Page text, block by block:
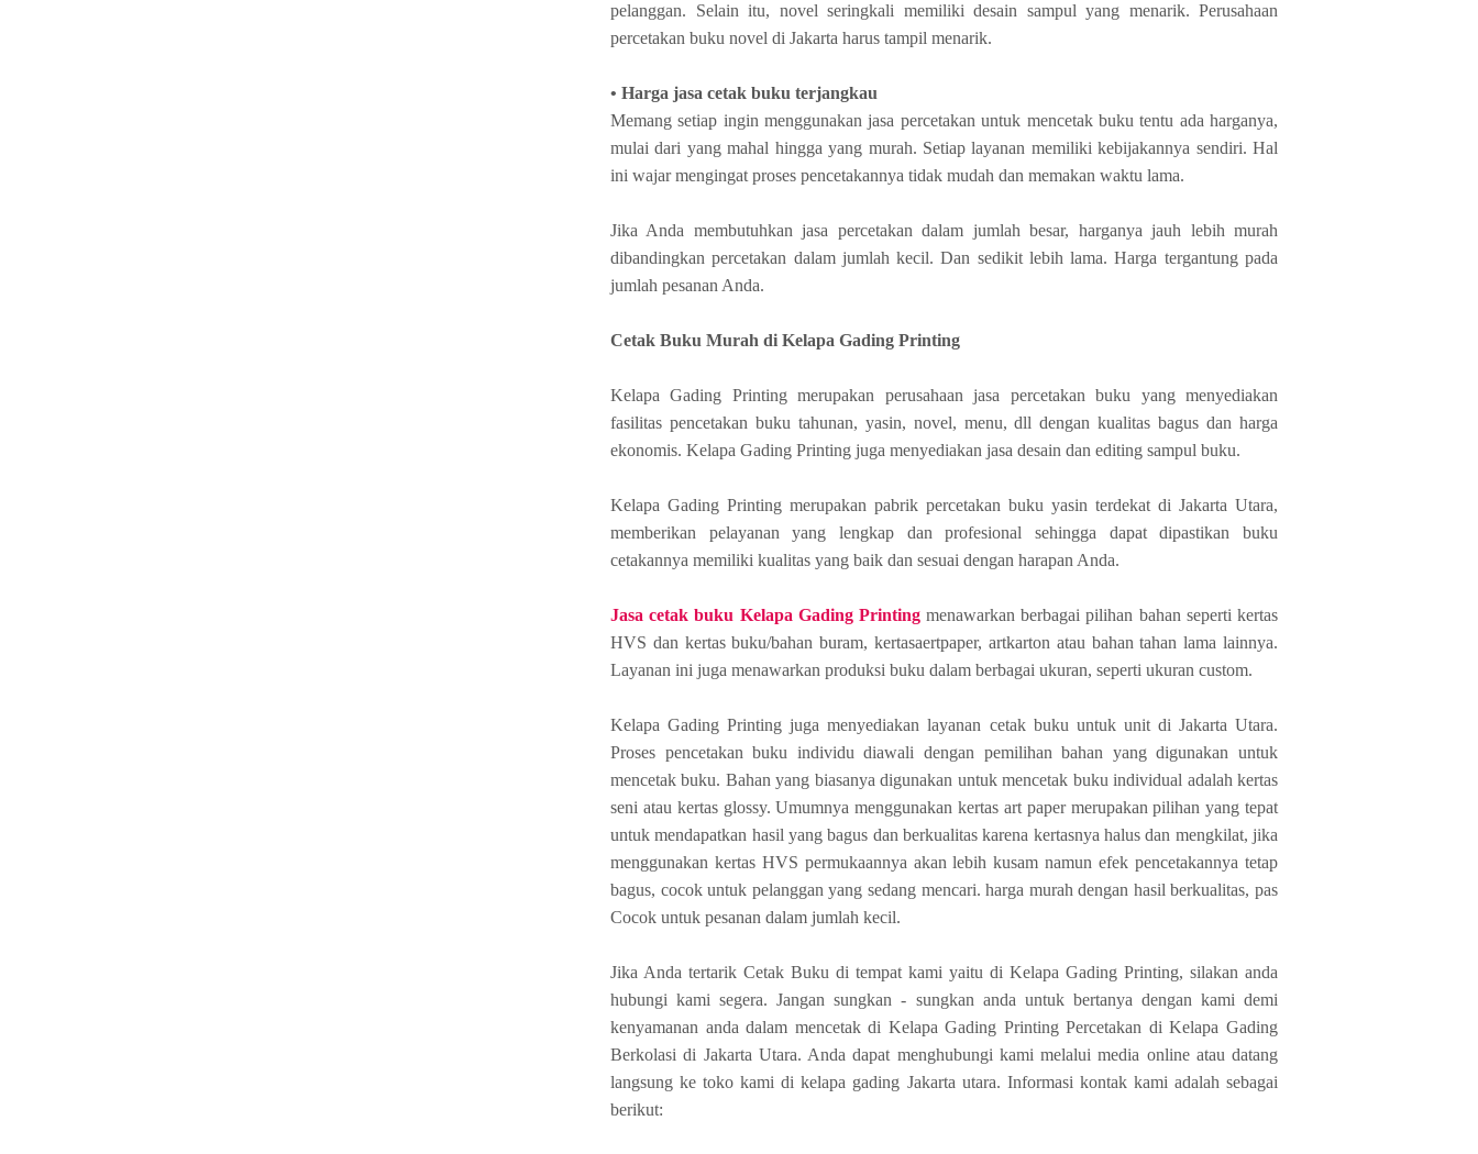
pelanggan. Selain itu, novel seringkali memiliki desain sampul yang menarik. Perusahaan
percetakan buku novel di Jakarta harus tampil menarik.
• Harga jasa cetak buku terjangkau
Memang setiap ingin menggunakan jasa percetakan untuk mencetak buku tentu ada harganya,
mulai dari yang mahal hingga yang murah. Setiap layanan memiliki kebijakannya sendiri. Hal
ini wajar mengingat proses pencetakannya tidak mudah dan memakan waktu lama.
Jika Anda membutuhkan jasa percetakan dalam jumlah besar, harganya jauh lebih murah
dibandingkan percetakan dalam jumlah kecil. Dan sedikit lebih lama. Harga tergantung pada
jumlah pesanan Anda.
Cetak Buku Murah di Kelapa Gading Printing
Kelapa Gading Printing merupakan perusahaan jasa percetakan buku yang menyediakan
fasilitas pencetakan buku tahunan, yasin, novel, menu, dll dengan kualitas bagus dan harga
ekonomis. Kelapa Gading Printing juga menyediakan jasa desain dan editing sampul buku.
Kelapa Gading Printing merupakan pabrik percetakan buku yasin terdekat di Jakarta Utara,
memberikan pelayanan yang lengkap dan profesional sehingga dapat dipastikan buku
cetakannya memiliki kualitas yang baik dan sesuai dengan harapan Anda.
Jasa cetak buku Kelapa Gading Printingmenawarkan berbagai pilihan bahan seperti kertas
HVS dan kertas buku/bahan buram, kertasaertpaper, artkarton atau bahan tahan lama lainnya.
Layanan ini juga menawarkan produksi buku dalam berbagai ukuran, seperti ukuran custom.
Kelapa Gading Printing juga menyediakan layanan cetak buku untuk unit di Jakarta Utara.
Proses pencetakan buku individu diawali dengan pemilihan bahan yang digunakan untuk
mencetak buku. Bahan yang biasanya digunakan untuk mencetak buku individual adalah kertas
seni atau kertas glossy. Umumnya menggunakan kertas art paper merupakan pilihan yang tepat
untuk mendapatkan hasil yang bagus dan berkualitas karena kertasnya halus dan mengkilat, jika
menggunakan kertas HVS permukaannya akan lebih kusam namun efek pencetakannya tetap
bagus, cocok untuk pelanggan yang sedang mencari. harga murah dengan hasil berkualitas, pas
Cocok untuk pesanan dalam jumlah kecil.
Jika Anda tertarik Cetak Buku di tempat kami yaitu di Kelapa Gading Printing, silakan anda
hubungi kami segera. Jangan sungkan - sungkan anda untuk bertanya dengan kami demi
kenyamanan anda dalam mencetak di Kelapa Gading Printing Percetakan di Kelapa Gading
Berkolasi di Jakarta Utara. Anda dapat menghubungi kami melalui media online atau datang
langsung ke toko kami di kelapa gading Jakarta utara. Informasi kontak kami adalah sebagai
berikut: